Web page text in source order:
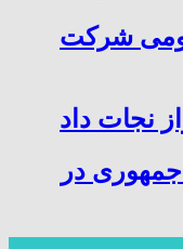
عمومی شرکت
نجات داد
جمهوری در